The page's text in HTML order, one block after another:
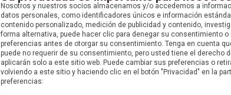
GLAUSER
Nosotros y nuestros socios almacenamos y/o accedemos a
datos personales, como identificadores únicos e información
contenido personalizado, medición de publicidad y contenido,
forma alternativa, puede hacer clic para denegar su consentimiento
preferencias antes de otorgar su consentimiento. Tenga en cuenta
puede no requerir de su consentimiento, pero usted tiene el derecho
aplicarán solo a este sitio web. Puede cambiar sus preferencias o
volviendo a este sitio y haciendo clic en el botón "Privacidad" en la
preferencias: